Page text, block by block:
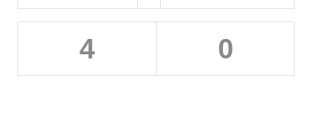
4 0